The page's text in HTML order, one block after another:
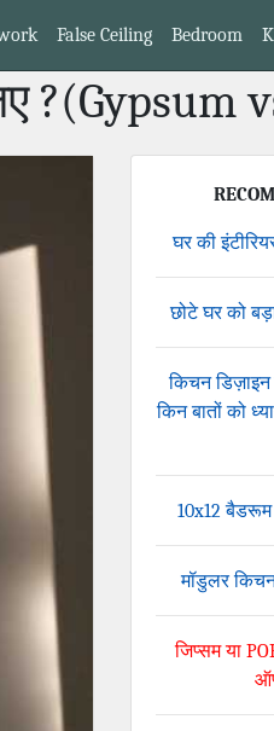
False Ceiling Bedroom
?(Gypsum
घर की
छोटे घर को
किचन
किन बातों को
10x12
मॉडुलर
जिप्सम या